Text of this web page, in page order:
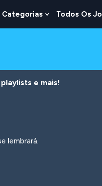
Categorias Show
Submenu
Todos Os
e mais!
lembrará.